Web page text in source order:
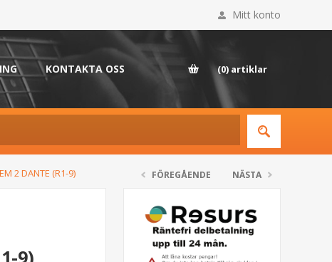
Mitt konto
KONTAKTA OSS (0) artiklar
2 DANTE (R1-9) FÖREGÅENDE NÄSTA